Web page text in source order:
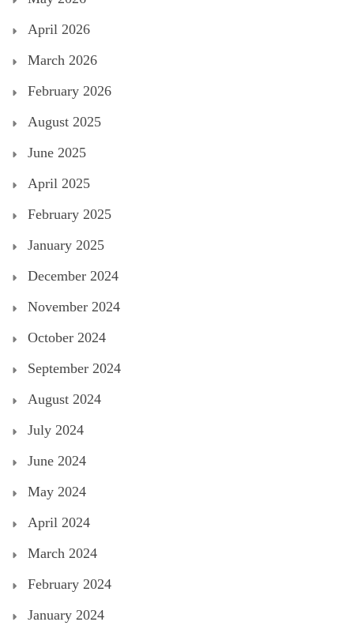
April 2026
March 2026
February 2026
August 2025
June 2025
April 2025
February 2025
January 2025
December 2024
November 2024
October 2024
September 2024
August 2024
July 2024
June 2024
May 2024
April 2024
March 2024
February 2024
January 2024